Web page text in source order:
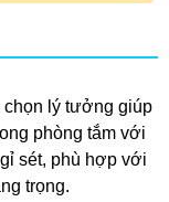
chọn lý tưởng giúp
phòng tắm với
sét, phù hợp với
trọng.